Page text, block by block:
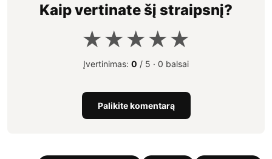
Kaip vertinate šį straipsnį?
★★★★★
Įvertinimas: 0 / 5 · 0 balsai
Palikite komentarą